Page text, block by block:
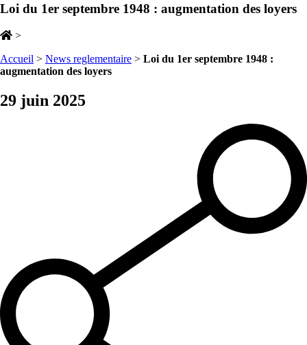
Loi du 1er septembre 1948 : augmentation des loyers
>
Accueil > News reglementaire > Loi du 1er septembre 1948 :
augmentation des loyers
29 juin 2025